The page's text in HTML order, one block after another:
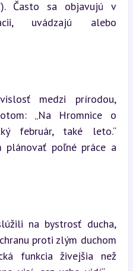
Často sa objavujú v
uvádzajú alebo
medzi prírodou,
„Na Hromnice o
február, také leto.“
plánovať poľné práce a
na bystrosť ducha,
proti zlým duchom
funkcia živejšia než